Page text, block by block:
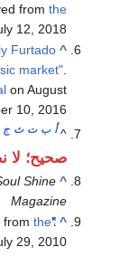
from
July 12,2018
Nelly Furtado
market"
on August
10,2016
ب ت ث ج ح
صحيح؛ لا نص
Soul Shine
Magazine
"BestFan.com"
fromthe
July 29,2010